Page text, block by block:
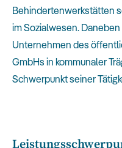
Behindertenwerkstätten
im Sozialwesen.
Unternehmen des
GmbHs in kommunaler
Schwerpunkt seiner